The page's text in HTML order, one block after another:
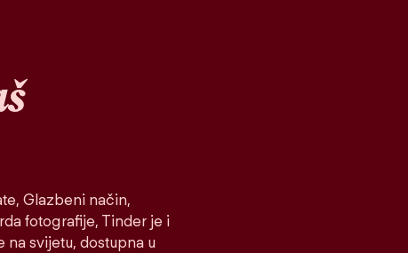
Glazbeni način,
fotografije, Tinder je i
svijetu, dostupna u